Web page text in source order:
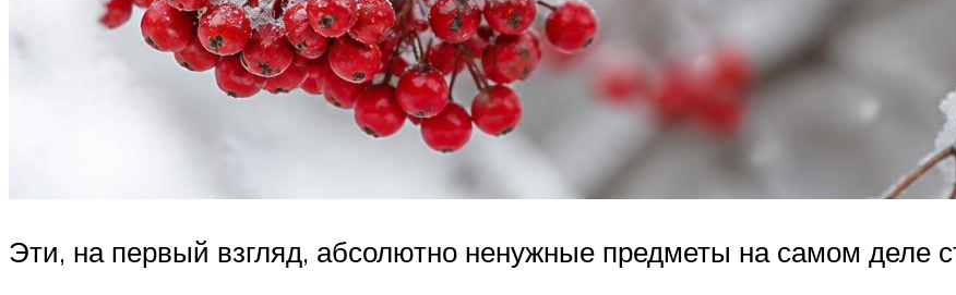
Эти, на первый взгляд, абсолютно ненужные предметы на самом деле